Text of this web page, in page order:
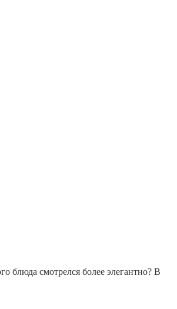
блюда смотрелся более элегантно? В